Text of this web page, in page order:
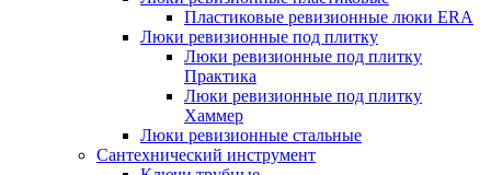
Пластиковые ревизионные люки ERA
Люки ревизионные под плитку
Люки ревизионные под плитку
Практика
Люки ревизионные под плитку
Хаммер
Люки ревизионные стальные
Сантехнический инструмент